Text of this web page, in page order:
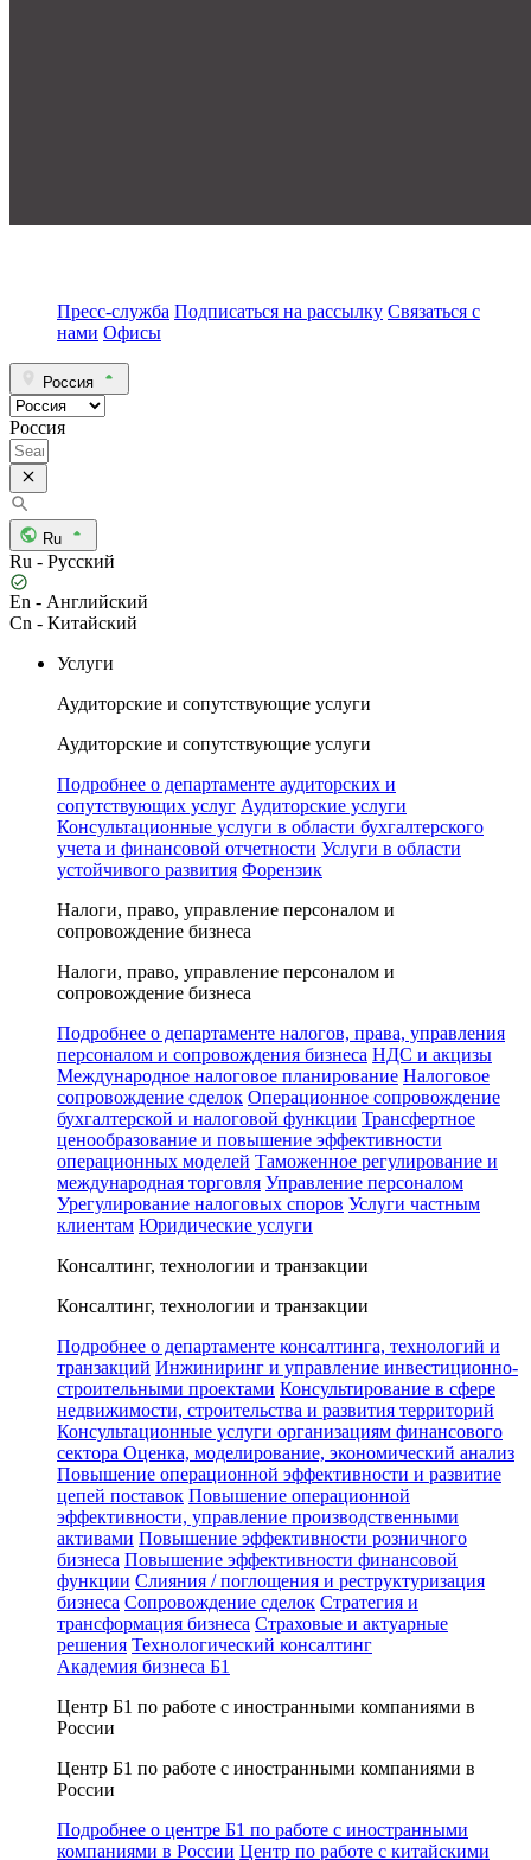
Пресс-служба Подписаться на рассылку Связаться с
нами Офисы
Россия
Россия
Ru
Ru - Русский
En - Английский
Cn - Китайский
Услуги
Аудиторские и сопутствующие услуги
Аудиторские и сопутствующие услуги
Подробнее о департаменте аудиторских и
сопутствующих услуг Аудиторские услуги
Консультационные услуги в области бухгалтерского
учета и финансовой отчетности Услуги в области
устойчивого развития Форензик
Налоги, право, управление персоналом и
сопровождение бизнеса
Налоги, право, управление персоналом и
сопровождение бизнеса
Подробнее о департаменте налогов, права, управления
персоналом и сопровождения бизнеса НДС и акцизы
Международное налоговое планирование Налоговое
сопровождение сделок Операционное сопровождение
бухгалтерской и налоговой функции Трансфертное
ценообразование и повышение эффективности
операционных моделей Таможенное регулирование и
международная торговля Управление персоналом
Урегулирование налоговых споров Услуги частным
клиентам Юридические услуги
Консалтинг, технологии и транзакции
Консалтинг, технологии и транзакции
Подробнее о департаменте консалтинга, технологий и
транзакций Инжиниринг и управление инвестиционно-
строительными проектами Консультирование в сфере
недвижимости, строительства и развития территорий
Консультационные услуги организациям финансового
сектора Оценка, моделирование, экономический анализ
Повышение операционной эффективности и развитие
цепей поставок Повышение операционной
эффективности, управление производственными
активами Повышение эффективности розничного
бизнеса Повышение эффективности финансовой
функции Слияния / поглощения и реструктуризация
бизнеса Сопровождение сделок Стратегия и
трансформация бизнеса Страховые и актуарные
решения Технологический консалтинг
Академия бизнеса Б1
Центр Б1 по работе с иностранными компаниями в
России
Центр Б1 по работе с иностранными компаниями в
России
Подробнее о центре Б1 по работе с иностранными
компаниями в России Центр по работе с китайскими